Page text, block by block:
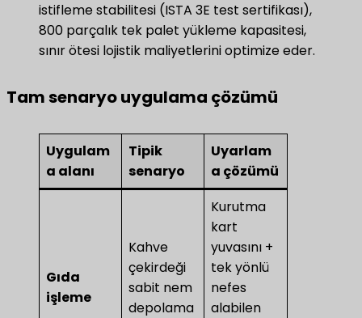
istifleme stabilitesi (ISTA 3E test sertifikası),
800 parçalık tek palet yükleme kapasitesi,
sınır ötesi lojistik maliyetlerini optimize eder.
​Tam senaryo uygulama çözümü​
Uygulam
a alanı
Tipik
senaryo
Uyarlam
a çözümü
​Gıda
işleme​
Kahve
çekirdeği
sabit nem
depolama
Kurutma
kart
yuvasını +
tek yönlü
nefes
alabilen